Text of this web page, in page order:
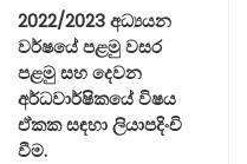
2022/2023 අධ්‍යයන
වර්ෂයේ පළමු වසර
පළමු සහ දෙවන
අර්ධවාර්ෂිකයේ විෂය
ඒකක සඳහා ලියාපදිංචි
වීම.